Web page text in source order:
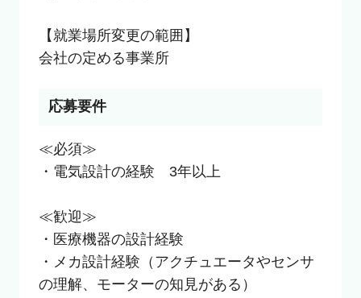
【就業場所変更の範囲】
会社の定める事業所
応募要件
≪必須≫
・電気設計の経験　3年以上
≪歓迎≫
・医療機器の設計経験
・メカ設計経験（アクチュエータやセンサ
の理解、モーターの知見がある）